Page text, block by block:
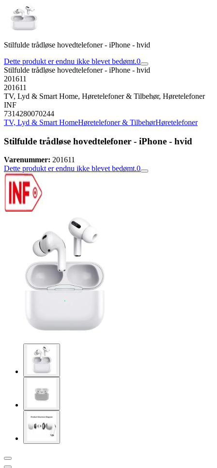
Stilfulde trådløse hovedtelefoner - iPhone - hvid
Dette produkt er endnu ikke blevet bedømt.0
Stilfulde trådløse hovedtelefoner - iPhone - hvid
201611
201611
TV, Lyd & Smart Home, Høretelefoner & Tilbehør, Høretelefoner
INF
7314280070244
TV, Lyd & Smart HomeHøretelefoner & TilbehørHøretelefoner
Stilfulde trådløse hovedtelefoner - iPhone - hvid
Varenummer: 201611
Dette produkt er endnu ikke blevet bedømt.0